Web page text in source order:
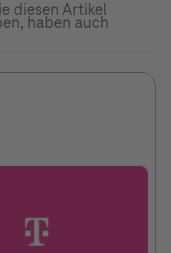
diesen Artikel
haben auch